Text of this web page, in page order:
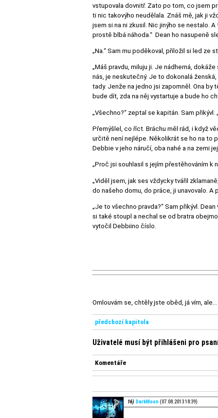
vstupovala dovnitř. Zato po tom, co jsem
ti nic takovýho neudělala. Znáš mě, jak ji
jsem si na ni zkusil. Nic jinýho se nestalo.
prostě blbá náhoda.“ Dean ho nasupeně
„Na.“ Sam mu poděkoval, přiložil si led ze
„Máš pravdu, miluju ji. Je nádherná,
nás, je neskutečný. Je to dokonalá
tady. Jenže na jedno jsi zapomněl. Ona by
bude dít, zda na něj vystartuje a bude ho
„Všechno?“ zeptal se kapitán. Sam přikývl.
Přemýšlel, co říct. Bráchu měl rád, i když
určitě není nejlépe. Několikrát se ho na to
Debbie v jeho náručí, oba nahé a na zemi
„Proč jsi souhlasil s jejím přestěhováním k
„Viděl jsem, jak ses vždycky tvářil
do našeho domu, do práce, ji unavovalo.
„Je to všechno pravda?“ Sam přikývl.
si také stoupl a nechal se od bratra
vytočil Debbiino číslo.
Omlouvám se, chtěly jste oběd, já vím, ale...
předchozí kapitola
Uživatelé musí být přihlášeni pro
Komentáře
16) DarkMoon (07.08.2013 18:39)